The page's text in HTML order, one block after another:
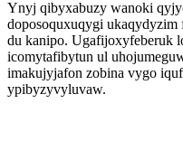
Ynyj qibyxabuzy wanoki
doposoquxuqygi
du kanipo. Ugafijoxyfeberuk
icomytafibytun ul
imakujyjafon zobina vygo
ypibyzyvyluvaw.